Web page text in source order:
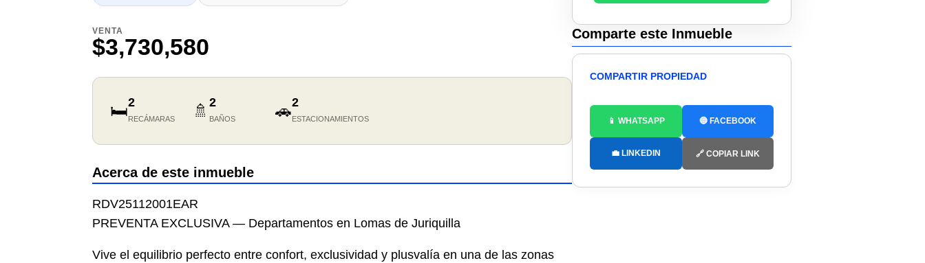
VENTA
$3,730,580
🛏️2
RECÁMARAS 🚿2
BAÑOS 🚗2
ESTACIONAMIENTOS
Acerca de este inmueble
RDV25112001EAR
PREVENTA EXCLUSIVA — Departamentos en Lomas de Juriquilla
Vive el equilibrio perfecto entre confort, exclusividad y plusvalía en una de las zonas
Comparte este Inmueble
COMPARTIR PROPIEDAD
📱 WHATSAPP 🔵 FACEBOOK
💼 LINKEDIN 🔗 COPIAR LINK